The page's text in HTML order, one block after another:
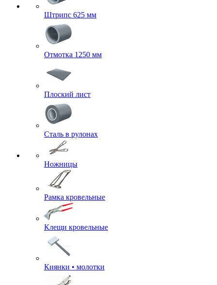
Штрипс 625 мм
Отмотка 1250 мм
Плоский лист
Сталь в рулонах
Ножницы
Рамка кровельные
Клещи кровельные
Киянки • молотки